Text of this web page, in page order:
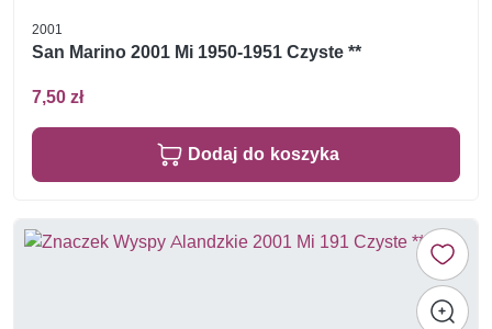
2001
San Marino 2001 Mi 1950-1951 Czyste **
7,50 zł
Dodaj do koszyka